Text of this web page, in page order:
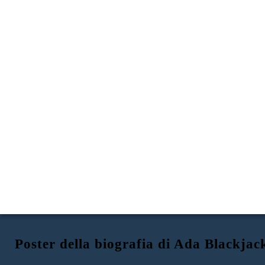
Poster della biografia di Ada